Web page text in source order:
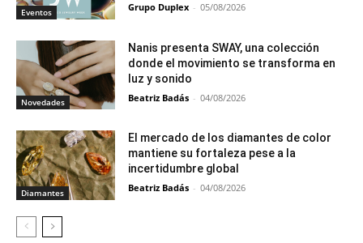
Eventos Grupo Duplex - 05/08/2026
Novedades
Nanis presenta SWAY, una colección
donde el movimiento se transforma en
luz y sonido
Beatriz Badás - 04/08/2026
Diamantes
El mercado de los diamantes de color
mantiene su fortaleza pese a la
incertidumbre global
Beatriz Badás - 04/08/2026